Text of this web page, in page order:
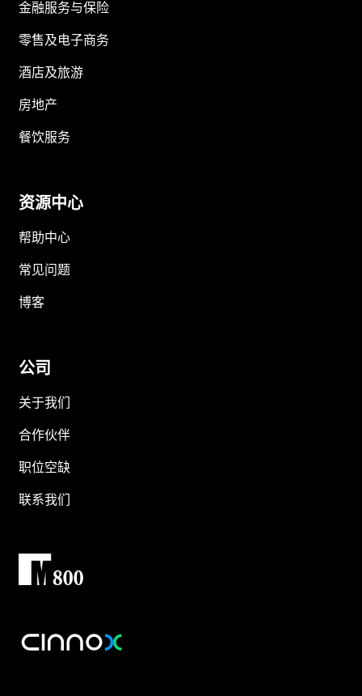
金融服务与保险
零售及电子商务
酒店及旅游
房地产
餐饮服务
资源中心
帮助中心
常见问题
博客
公司
关于我们
合作伙伴
职位空缺
联系我们